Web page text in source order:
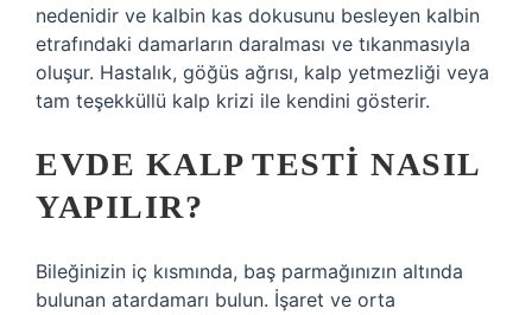
nedenidir ve kalbin kas dokusunu besleyen kalbin
etrafındaki damarların daralması ve tıkanmasıyla
oluşur. Hastalık, göğüs ağrısı, kalp yetmezliği veya
tam teşekküllü kalp krizi ile kendini gösterir.
EVDE KALP TESTI NASIL
YAPILIR?
Bileğinizin iç kısmında, baş parmağınızın altında
bulunan atardamarı bulun. İşaret ve orta